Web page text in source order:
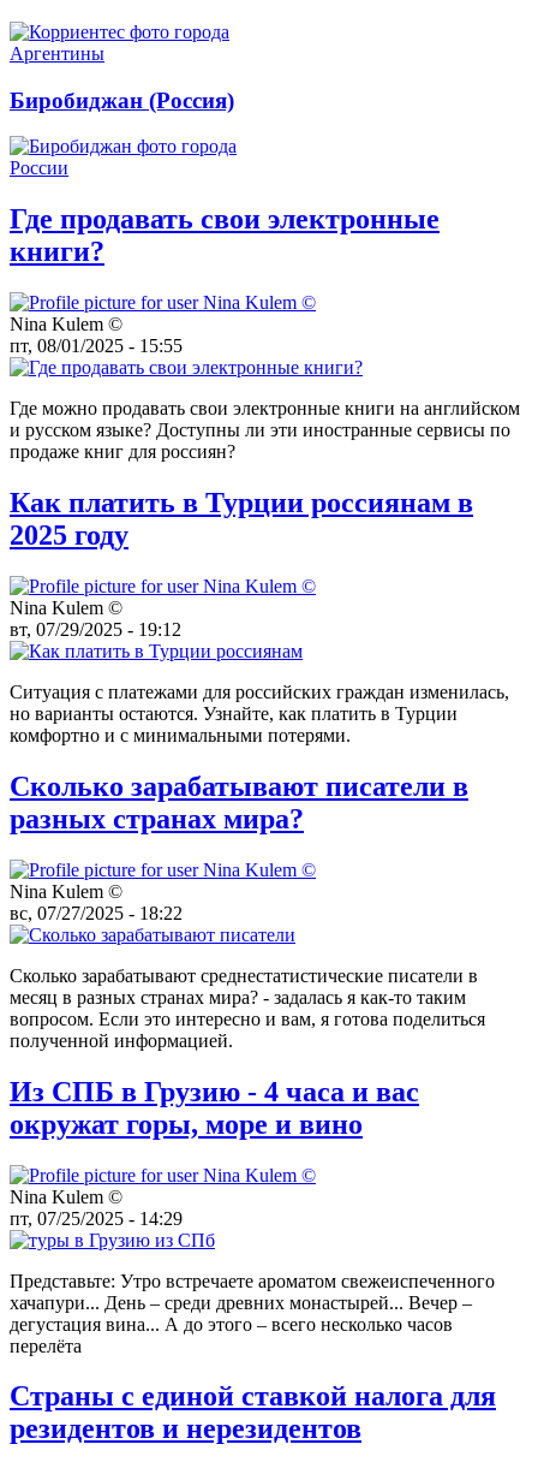
Биробиджан (Россия)
Где продавать свои электронные
книги?
Nina Kulem ©️
пт, 08/01/2025 - 15:55
Где можно продавать свои электронные книги на английском
и русском языке? Доступны ли эти иностранные сервисы по
продаже книг для россиян?
Как платить в Турции россиянам в
2025 году
Nina Kulem ©️
вт, 07/29/2025 - 19:12
Ситуация с платежами для российских граждан изменилась,
но варианты остаются. Узнайте, как платить в Турции
комфортно и с минимальными потерями.
Сколько зарабатывают писатели в
разных странах мира?
Nina Kulem ©️
вс, 07/27/2025 - 18:22
Сколько зарабатывают среднестатистические писатели в
месяц в разных странах мира? - задалась я как-то таким
вопросом. Если это интересно и вам, я готова поделиться
полученной информацией.
Из СПБ в Грузию - 4 часа и вас
окружат горы, море и вино
Nina Kulem ©️
пт, 07/25/2025 - 14:29
Представьте: Утро встречаете ароматом свежеиспеченного
хачапури... День – среди древних монастырей... Вечер –
дегустация вина... А до этого – всего несколько часов
перелёта
Страны с единой ставкой налога для
резидентов и нерезидентов